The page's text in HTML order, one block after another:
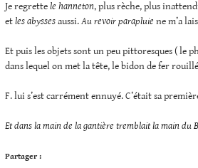
Je regrettele hanneton, plus rèche, plus
etles abyssesaussi.Au revoir parapluie ne m’a
Et puis les objets sont un peu pittoresques ( le
dans lequel on met la tête, le bidon de fer
F. lui s’est carrément ennuyé. C’était sa
Et dans la main de la gantière tremblait la main du
Partager :